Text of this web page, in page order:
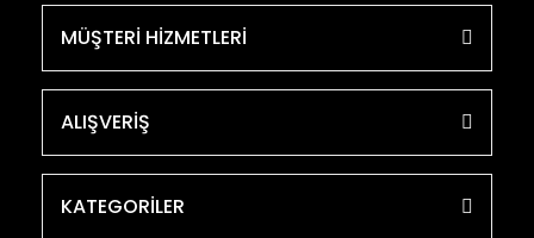
MÜŞTERİ HİZMETLERİ
ALIŞVERİŞ
KATEGORİLER